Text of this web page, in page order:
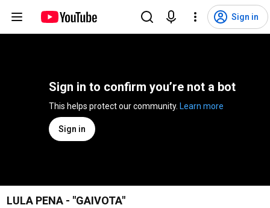
Sign in
Sign in to confirm you’re not a bot
Learn more
Sign in
LULA PENA - "GAIVOTA"